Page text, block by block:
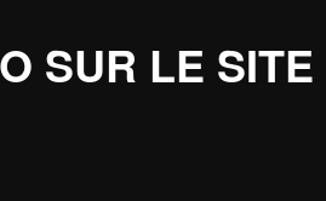
SUR LE SITE